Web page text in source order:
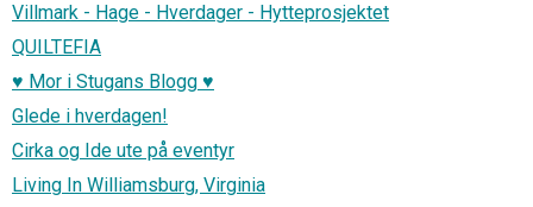
Villmark - Hage - Hverdager - Hytteprosjektet
QUILTEFIA
♥ Mor i Stugans Blogg ♥
Glede i hverdagen!
Cirka og Ide ute på eventyr
Living In Williamsburg, Virginia